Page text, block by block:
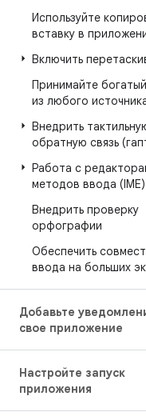
Используйте
вставку в
Включить
Принимайте
из любого
Внедрить
обратную связь
Работа с
методов ввода (IME)
Внедрить проверку
орфографии
Обеспечить
ввода на больших
Добавьте
свое приложение
Настройте запуск
приложения